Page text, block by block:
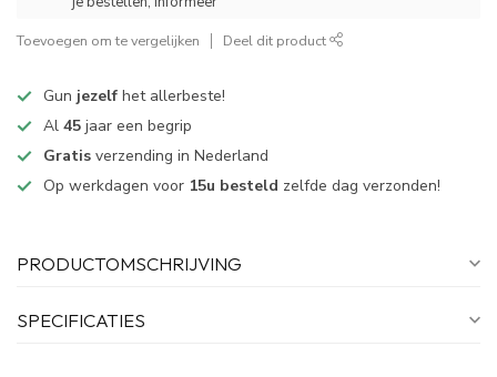
Toevoegen om te vergelijken Deel dit product
Gun jezelf het allerbeste!
Al 45 jaar een begrip
Gratis verzending in Nederland
Op werkdagen voor 15u besteld zelfde dag verzonden!
PRODUCTOMSCHRIJVING
SPECIFICATIES